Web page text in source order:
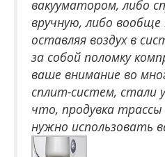
вакууматором, либо
вручную, либо
оставляя воздух в
за собой поломку
ваше внимание во
сплит-систем, стали
что, продувка
нужно использовать